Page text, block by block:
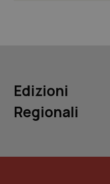
Edizioni
Regionali